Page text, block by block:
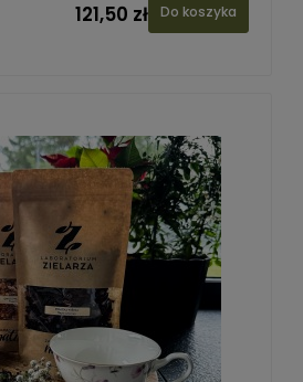
121,50 zł Do koszyka